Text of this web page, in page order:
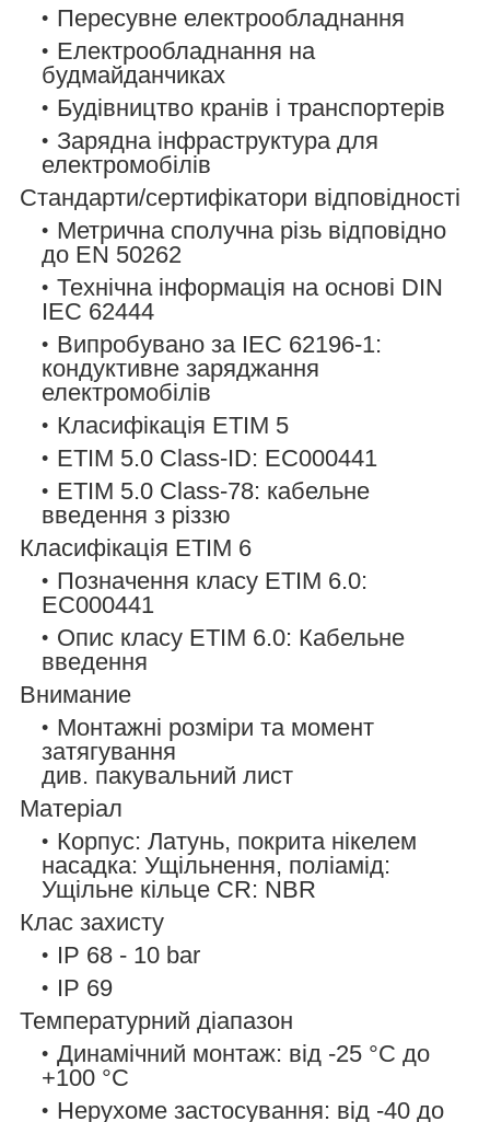
Пересувне електрообладнання
Електрообладнання на
будмайданчиках
Будівництво кранів і транспортерів
Зарядна інфраструктура для
електромобілів
Стандарти/сертифікатори відповідності
Метрична сполучна різь відповідно
до EN 50262
Технічна інформація на основі DIN
IEC 62444
Випробувано за IEC 62196-1:
кондуктивне заряджання
електромобілів
Класифікація ETIM 5
ETIM 5.0 Class-ID: EC000441
ETIM 5.0 Class-78: кабельне
введення з різзю
Класифікація ETIM 6
Позначення класу ETIM 6.0:
EC000441
Опис класу ETIM 6.0: Кабельне
введення
Внимание
Монтажні розміри та момент
затягування
див. пакувальний лист
Матеріал
Корпус: Латунь, покрита нікелем
насадка: Ущільнення, поліамід:
Ущільне кільце CR: NBR
Клас захисту
IP 68 - 10 bar
IP 69
Температурний діапазон
Динамічний монтаж: від -25 °C до
+100 °C
Нерухоме застосування: від -40 до